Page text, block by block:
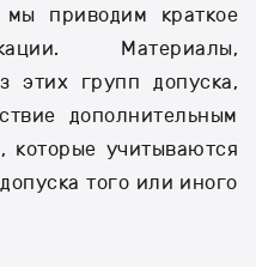
приводим краткое
Материалы,
этих групп допуска,
дополнительным
которые учитываются
того или иного